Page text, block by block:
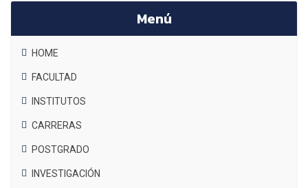
Menú
HOME
FACULTAD
INSTITUTOS
CARRERAS
POSTGRADO
INVESTIGACIÓN